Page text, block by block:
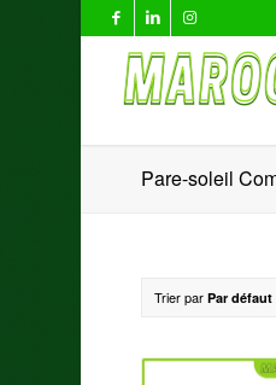
Pare-soleil
Trier parPar défaut